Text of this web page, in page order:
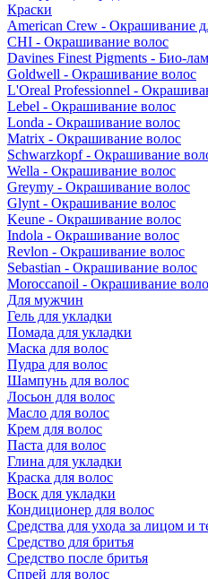
Краски
American Crew - Окрашивание
CHI - Окрашивание волос
Davines Finest Pigments - Био-
Goldwell - Окрашивание волос
L'Oreal Professionnel -
Lebel - Окрашивание волос
Londa - Окрашивание волос
Matrix - Окрашивание волос
Schwarzkopf - Окрашивание
Wella - Окрашивание волос
Greymy - Окрашивание волос
Glynt - Окрашивание волос
Keune - Окрашивание волос
Indola - Окрашивание волос
Revlon - Окрашивание волос
Sebastian - Окрашивание волос
Moroccanoil - Окрашивание
Для мужчин
Гель для укладки
Помада для укладки
Маска для волос
Пудра для волос
Шампунь для волос
Лосьон для волос
Масло для волос
Крем для волос
Паста для волос
Глина для укладки
Краска для волос
Воск для укладки
Кондиционер для волос
Средства для ухода за лицом и
Средство для бритья
Средство после бритья
Спрей для волос